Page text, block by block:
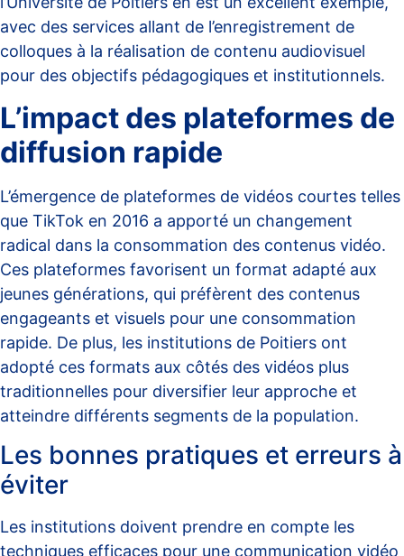
avec des services allant de l’enregistrement de
colloques à la réalisation de contenu audiovisuel
pour des objectifs pédagogiques et institutionnels.
L’impact des plateformes de
diffusion rapide
L’émergence de plateformes de vidéos courtes telles
que TikTok en 2016 a apporté un changement
radical dans la consommation des contenus vidéo.
Ces plateformes favorisent un format adapté aux
jeunes générations, qui préfèrent des contenus
engageants et visuels pour une consommation
rapide. De plus, les institutions de Poitiers ont
adopté ces formats aux côtés des vidéos plus
traditionnelles pour diversifier leur approche et
atteindre différents segments de la population.
Les bonnes pratiques et erreurs à
éviter
Les institutions doivent prendre en compte les
techniques efficaces pour une communication vidéo